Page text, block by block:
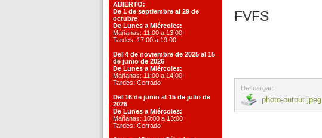
ABIERTO:
De 1 de septiembre al 29 de
octubre
De Lunes a Miércoles:
Mañanas: 11:00 a 13:00
Tardes: 17:00 a 19:00
Del 4 de noviembre de 2025 al 15
de junio de 2026
De Lunes a Miércoles:
Mañanas: 11:00 a 14:00
Tardes: Cerrado
Del 16 de junio al 15 de julio de
2026
De Lunes a Miércoles:
Mañanas: 10:00 a 13:00
Tardes: Cerrado
FVFS
Descargar:
photo-output.jpeg